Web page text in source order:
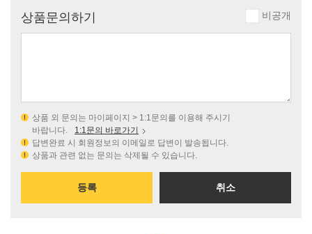
상품문의하기 비공개
상품 외 문의는 마이페이지 > 1:1문의를 이용해 주시기
바랍니다.
1:1문의 바로가기
답변완료 시 회원정보의 이메일로 답변이 발송됩니다.
상품과 관련 없는 문의는 삭제될 수 있습니다.
등록 취소